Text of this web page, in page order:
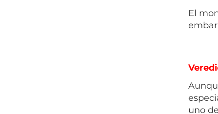
El
uno